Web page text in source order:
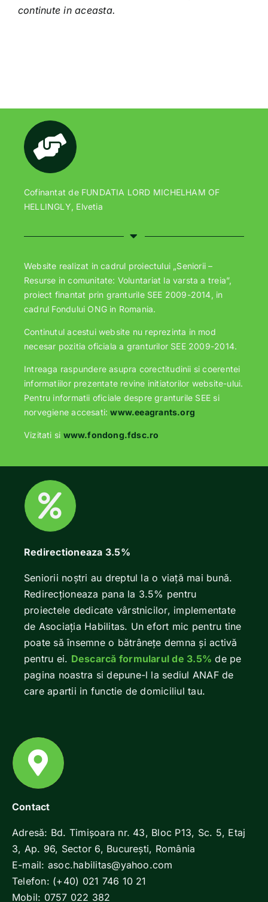
continute in aceasta.
Cofinantat de FUNDATIA LORD MICHELHAM OF
HELLINGLY, Elvetia
Website realizat in cadrul proiectului „Seniorii –
Resurse in comunitate: Voluntariat la varsta a treia”,
proiect finantat prin granturile SEE 2009-2014, in
cadrul Fondului ONG in Romania.
Continutul acestui website nu reprezinta in mod
necesar pozitia oficiala a granturilor SEE 2009-2014.
Intreaga raspundere asupra corectitudinii si coerentei
informatiilor prezentate revine initiatorilor website-ului.
Pentru informatii oficiale despre granturile SEE si
norvegiene accesati:www.eeagrants.org
Vizitati si www.fondong.fdsc.ro
Redirectioneaza 3.5%
Seniorii noștri au dreptul la o viață mai bună.
Redirecționeaza pana la 3.5% pentru
proiectele dedicate vârstnicilor, implementate
de Asociația Habilitas. Un efort mic pentru tine
poate să însemne o bătrânețe demna și activă
pentru ei. Descarcă formularul de 3.5% de pe
pagina noastra si depune-l la sediul ANAF de
care apartii in functie de domiciliul tau.
Contact
Adresă: Bd. Timișoara nr. 43, Bloc P13, Sc. 5, Etaj
3, Ap. 96, Sector 6, Bucureşti, România
E-mail: asoc.habilitas@yahoo.com
Telefon: (+40) 021 746 10 21
Mobil: 0757 022 382